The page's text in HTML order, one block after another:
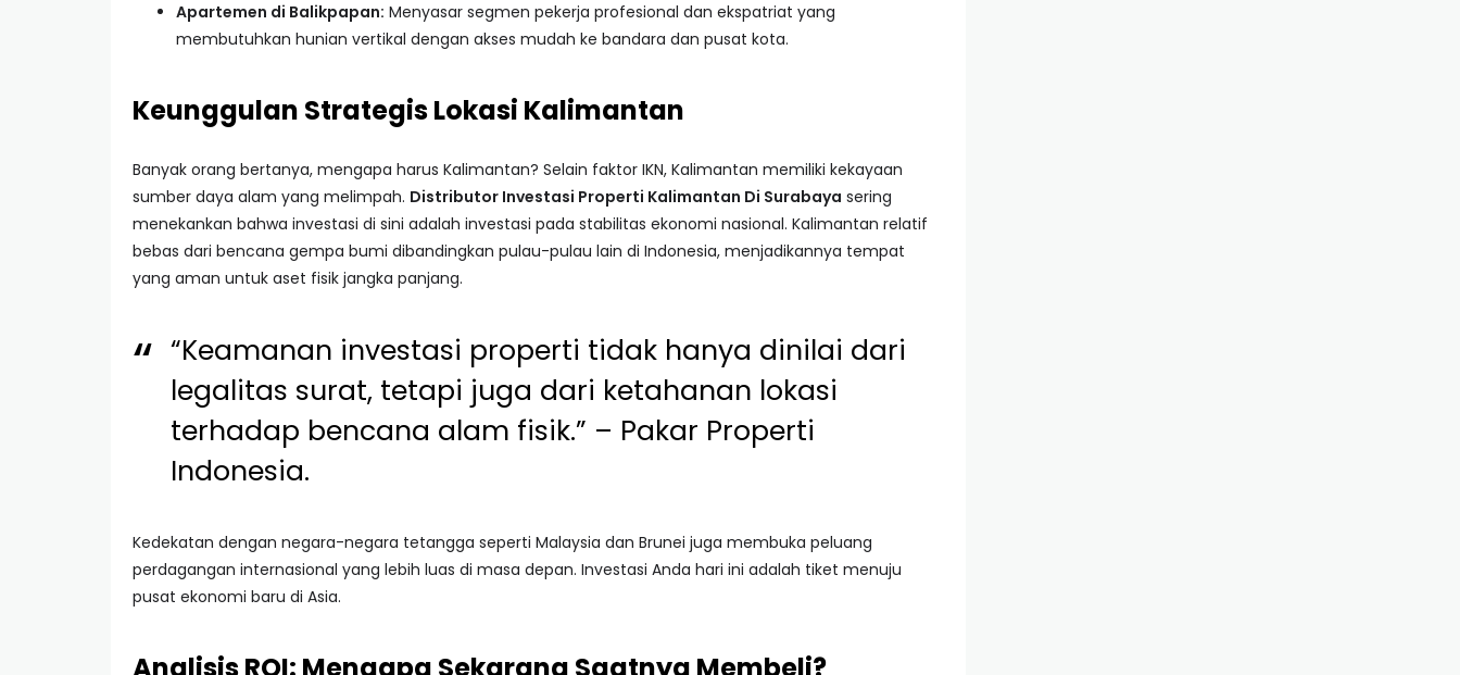
Apartemen di Balikpapan: Menyasar segmen pekerja profesional dan ekspatriat yang
membutuhkan hunian vertikal dengan akses mudah ke bandara dan pusat kota.
Keunggulan Strategis Lokasi Kalimantan
Banyak orang bertanya, mengapa harus Kalimantan? Selain faktor IKN, Kalimantan memiliki kekayaan
sumber daya alam yang melimpah. Distributor Investasi Properti Kalimantan Di Surabaya sering
menekankan bahwa investasi di sini adalah investasi pada stabilitas ekonomi nasional. Kalimantan relatif
bebas dari bencana gempa bumi dibandingkan pulau-pulau lain di Indonesia, menjadikannya tempat
yang aman untuk aset fisik jangka panjang.
“Keamanan investasi properti tidak hanya dinilai dari
legalitas surat, tetapi juga dari ketahanan lokasi
terhadap bencana alam fisik.” – Pakar Properti
Indonesia.
Kedekatan dengan negara-negara tetangga seperti Malaysia dan Brunei juga membuka peluang
perdagangan internasional yang lebih luas di masa depan. Investasi Anda hari ini adalah tiket menuju
pusat ekonomi baru di Asia.